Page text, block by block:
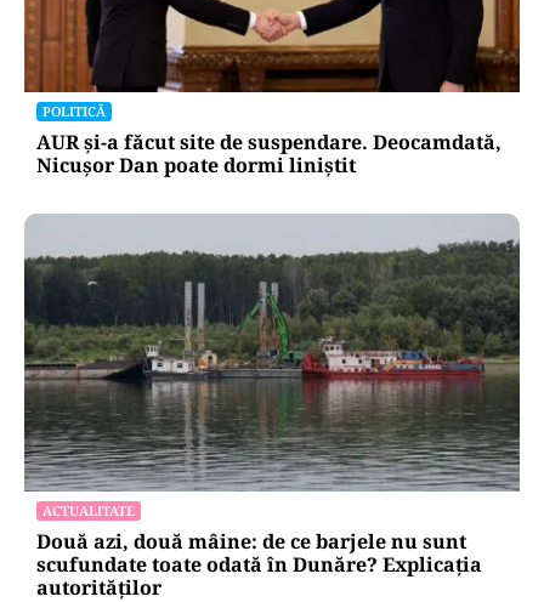
POLITICĂ
AUR și-a făcut site de suspendare. Deocamdată,
Nicușor Dan poate dormi liniștit
ACTUALITATE
Două azi, două mâine: de ce barjele nu sunt
scufundate toate odată în Dunăre? Explicația
autorităților